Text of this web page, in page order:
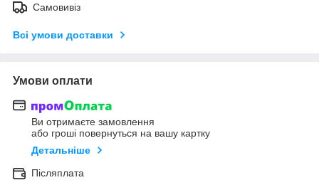
Самовивіз
Всі умови доставки
Умови оплати
Ви отримаєте замовлення
або гроші повернуться на вашу картку
Детальніше
Післяплата